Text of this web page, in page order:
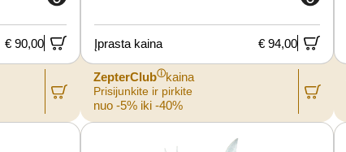
€ 90,00 Įprasta kaina € 94,00
ZepterClubⓘkaina
Prisijunkite ir pirkite
nuo -5% iki -40%